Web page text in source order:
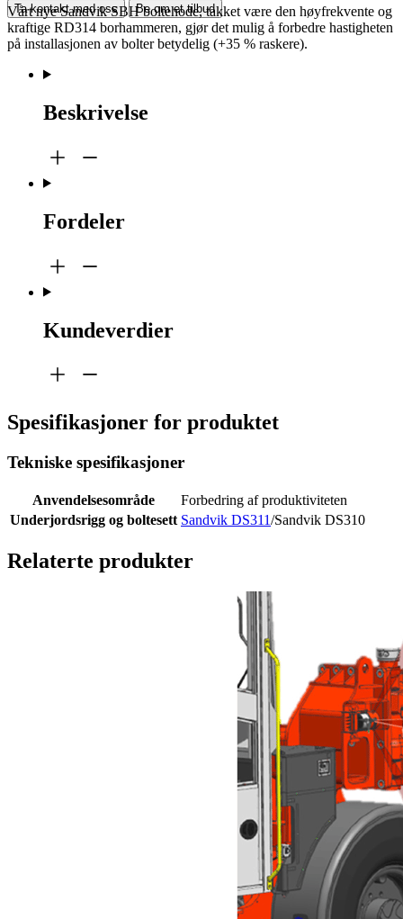
Ta kontakt med oss Be om et tilbud
Vårt nye Sandvik SBH boltehode, takket være den høyfrekvente og
kraftige RD314 borhammeren, gjør det mulig å forbedre hastigheten
på installasjonen av bolter betydelig (+35 % raskere).
Beskrivelse
Fordeler
Kundeverdier
Spesifikasjoner for produktet
Tekniske spesifikasjoner
Anvendelsesområde
Forbedring af produktiviteten
Underjordsrigg og boltesett Sandvik DS311/Sandvik DS310
Relaterte produkter